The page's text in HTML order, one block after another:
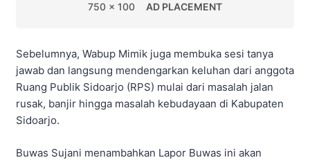
750 x 100 AD PLACEMENT
Sebelumnya, Wabup Mimik juga membuka sesi tanya
jawab dan langsung mendengarkan keluhan dari anggota
Ruang Publik Sidoarjo (RPS) mulai dari masalah jalan
rusak, banjir hingga masalah kebudayaan di Kabupaten
Sidoarjo.
Buwas Sujani menambahkan Lapor Buwas ini akan